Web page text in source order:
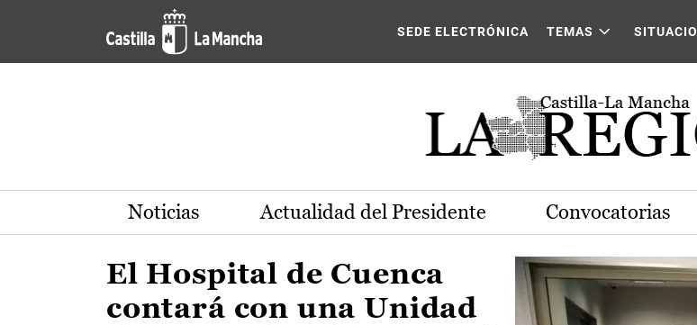
Pasar al contenido principal
Actualidad de la región de Castilla-La Mancha
SEDE ELECTRÓNICA TEMAS
Noticias Actualidad del Presidente Convocatorias
El Hospital de Cuenca
contará con una Unidad